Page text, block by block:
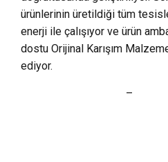
ürünlerinin üretildiği tüm
enerji ile çalışıyor ve ürün
dostu Orijinal Karışım
ediyor.
–